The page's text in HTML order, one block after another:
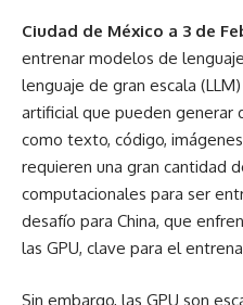
Ciudad de México a 3 de
entrenar modelos de
lenguaje de gran escala
artificial que pueden generar
como texto, código,
requieren una gran cantidad
computacionales para ser
desafío para China, que
las GPU, clave para el
Sin embargo, las GPU son